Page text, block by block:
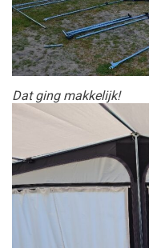
Dat ging makkelijk!